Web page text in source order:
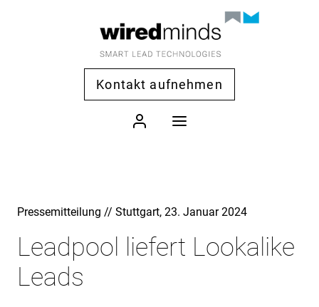
Kontakt aufnehmen
Pressemitteilung // Stuttgart, 23. Januar 2024
Leadpool liefert Lookalike
Leads